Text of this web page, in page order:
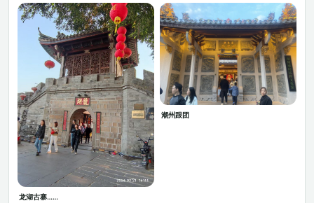
龙湖古寨……
潮州跟团